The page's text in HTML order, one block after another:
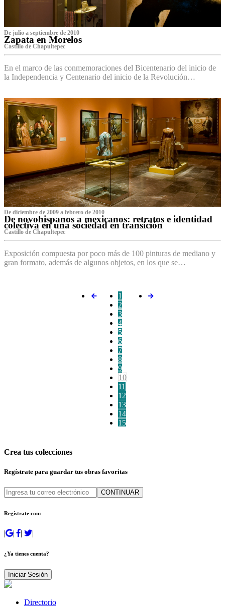
De julio a septiembre de 2010
Zapata en Morelos
Castillo de Chapultepec
En el marco de las conmemoraciones del Bicentenario del inicio de
la Independencia y Centenario del inicio de la Revolución…
De diciembre de 2009 a febrero de 2010
De novohispanos a mexicanos: retratos e identidad
colectiva en una sociedad en transición
Castillo de Chapultepec
Exposición compuesta por poco más de 100 pinturas de mediano y
gran formato, además de algunos objetos, en los que se…
1
2
3
4
5
6
7
8
9
10
11
12
13
14
15
Crea tus colecciones
Regístrate para guardar tus obras favoritas
CONTINUAR
Regístrate con:
| | | |
¿Ya tienes cuenta?
Iniciar Sesión
Directorio